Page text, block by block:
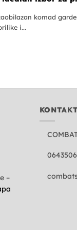
komad
i...
–